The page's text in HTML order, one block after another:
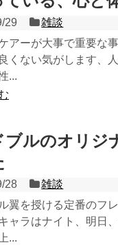
29
雑談
アーが大事で重要な
くない気がします、
...
ブルのオリジ
28
雑談
翼を授ける定番のフ
ャラはナイト、明日
...